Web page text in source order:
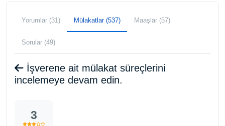
Yorumlar (31) Mülakatlar (537) Maaşlar (57)
Sorular (49)
İşverene ait mülakat süreçlerini
incelemeye devam edin.
3